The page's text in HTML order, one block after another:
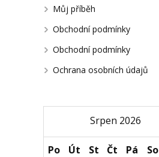
Můj příběh
Obchodní podmínky
Obchodní podmínky
Ochrana osobních údajů
Srpen 2026
Po Út St Čt Pá So